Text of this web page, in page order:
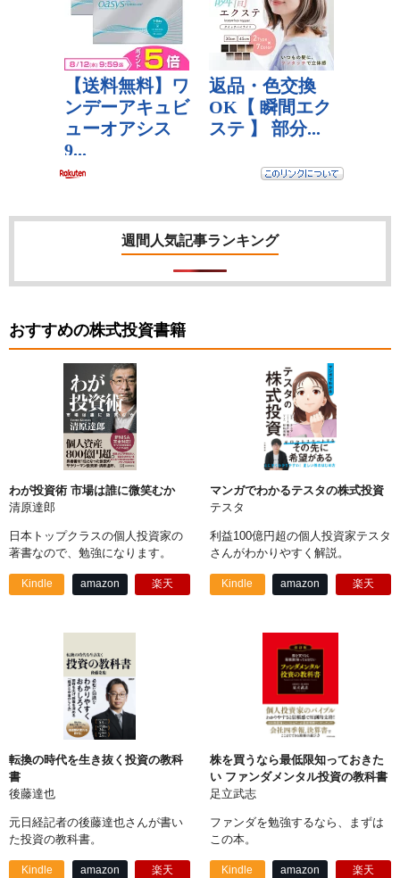
週間人気記事ランキング
おすすめの株式投資書籍
わが投資術 市場は誰に微笑むか
清原達郎
日本トップクラスの個人投資家の
著書なので、勉強になります。
Kindle amazon 楽天
マンガでわかるテスタの株式投資
テスタ
利益100億円超の個人投資家テスタ
さんがわかりやすく解説。
Kindle amazon 楽天
転換の時代を生き抜く投資の教科
書
後藤達也
元日経記者の後藤達也さんが書い
た投資の教科書。
Kindle amazon 楽天
株を買うなら最低限知っておきた
い ファンダメンタル投資の教科書
足立武志
ファンダを勉強するなら、まずは
この本。
Kindle amazon 楽天